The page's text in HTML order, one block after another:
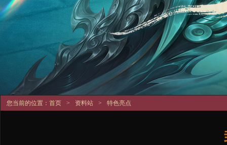
您当前的位置： 首页 > 资料站 > 特色亮点